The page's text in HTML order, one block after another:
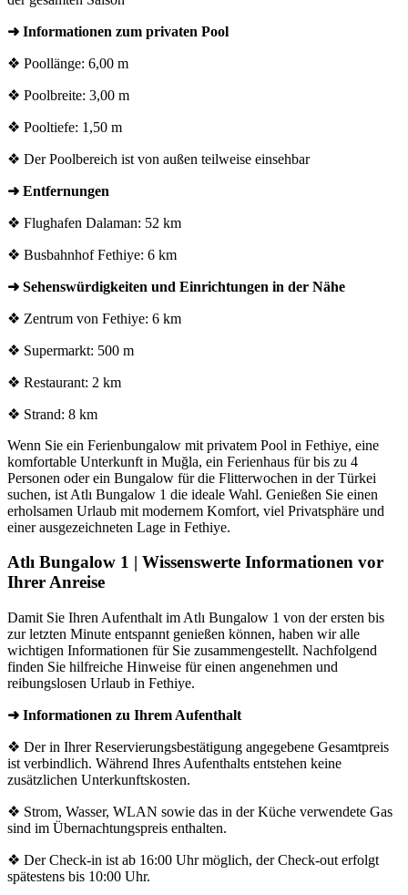
➜ Informationen zum privaten Pool
❖ Poollänge: 6,00 m
❖ Poolbreite: 3,00 m
❖ Pooltiefe: 1,50 m
❖ Der Poolbereich ist von außen teilweise einsehbar
➜ Entfernungen
❖ Flughafen Dalaman: 52 km
❖ Busbahnhof Fethiye: 6 km
➜ Sehenswürdigkeiten und Einrichtungen in der Nähe
❖ Zentrum von Fethiye: 6 km
❖ Supermarkt: 500 m
❖ Restaurant: 2 km
❖ Strand: 8 km
Wenn Sie ein Ferienbungalow mit privatem Pool in Fethiye, eine
komfortable Unterkunft in Muğla, ein Ferienhaus für bis zu 4
Personen oder ein Bungalow für die Flitterwochen in der Türkei
suchen, ist Atlı Bungalow 1 die ideale Wahl. Genießen Sie einen
erholsamen Urlaub mit modernem Komfort, viel Privatsphäre und
einer ausgezeichneten Lage in Fethiye.
Atlı Bungalow 1 | Wissenswerte Informationen vor
Ihrer Anreise
Damit Sie Ihren Aufenthalt im Atlı Bungalow 1 von der ersten bis
zur letzten Minute entspannt genießen können, haben wir alle
wichtigen Informationen für Sie zusammengestellt. Nachfolgend
finden Sie hilfreiche Hinweise für einen angenehmen und
reibungslosen Urlaub in Fethiye.
➜ Informationen zu Ihrem Aufenthalt
❖ Der in Ihrer Reservierungsbestätigung angegebene Gesamtpreis
ist verbindlich. Während Ihres Aufenthalts entstehen keine
zusätzlichen Unterkunftskosten.
❖ Strom, Wasser, WLAN sowie das in der Küche verwendete Gas
sind im Übernachtungspreis enthalten.
❖ Der Check-in ist ab 16:00 Uhr möglich, der Check-out erfolgt
spätestens bis 10:00 Uhr.